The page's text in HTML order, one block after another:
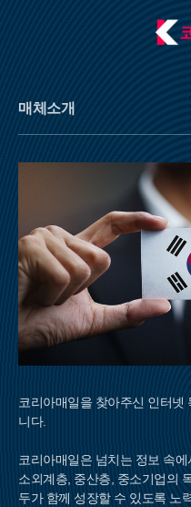
매체소개
코리아매일을 찾아주신 인터넷
니다.
코리아매일은 넘치는 정보 속
소외계층, 중산층, 중소기업의
두가 함께 성장할 수 있도록 노